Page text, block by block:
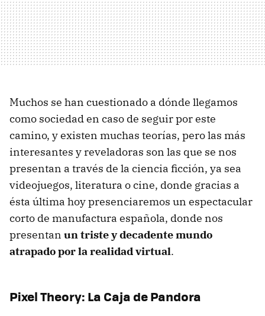
Muchos se han cuestionado a dónde llegamos
como sociedad en caso de seguir por este
camino, y existen muchas teorías, pero las más
interesantes y reveladoras son las que se nos
presentan a través de la ciencia ficción, ya sea
videojuegos, literatura o cine, donde gracias a
ésta última hoy presenciaremos un espectacular
corto de manufactura española, donde nos
presentan un triste y decadente mundo
atrapado por la realidad virtual.
Pixel Theory: La Caja de Pandora